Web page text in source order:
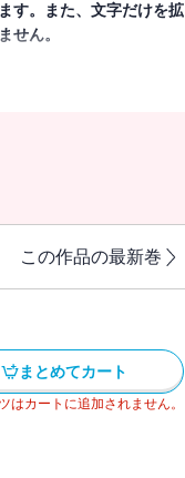
す。また、文字だけを拡
せん。
紙と初巻頭インタビュ
この作品の最新巻
まとめてカート
カートに追加されません。